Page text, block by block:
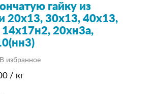
гайку из
20х13, 30х13, 40х13,
20хн3а,
В избранное
/ кг